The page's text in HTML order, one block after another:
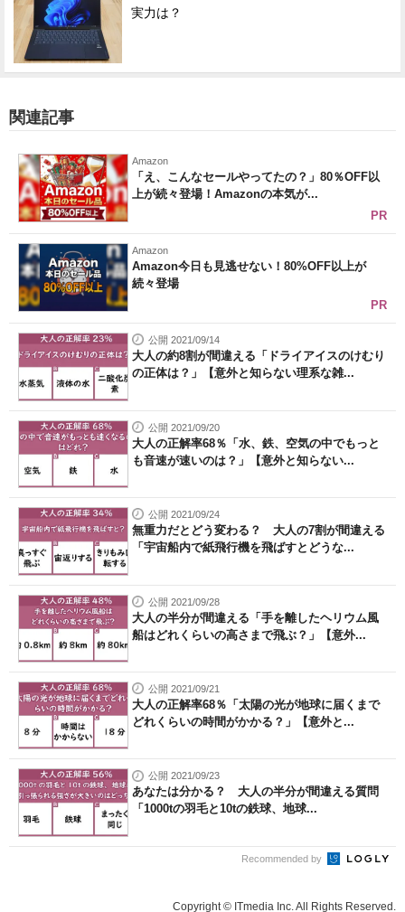
実力は？
関連記事
Amazon
「え、こんなセールやってたの？」80％OFF以
上が続々登場！Amazonの本気が...
PR
Amazon
Amazon今日も見逃せない！80%OFF以上が
続々登場
PR
公開 2021/09/14
大人の約8割が間違える「ドライアイスのけむり
の正体は？」【意外と知らない理系な雑...
公開 2021/09/20
大人の正解率68％「水、鉄、空気の中でもっと
も音速が速いのは？」【意外と知らない...
公開 2021/09/24
無重力だとどう変わる？ 大人の7割が間違える
「宇宙船内で紙飛行機を飛ばすとどうな...
公開 2021/09/28
大人の半分が間違える「手を離したヘリウム風
船はどれくらいの高さまで飛ぶ？」【意外...
公開 2021/09/21
大人の正解率68％「太陽の光が地球に届くまで
どれくらいの時間がかかる？」【意外と...
公開 2021/09/23
あなたは分かる？ 大人の半分が間違える質問
「1000tの羽毛と10tの鉄球、地球...
Recommended by
Copyright © ITmedia Inc. All Rights Reserved.